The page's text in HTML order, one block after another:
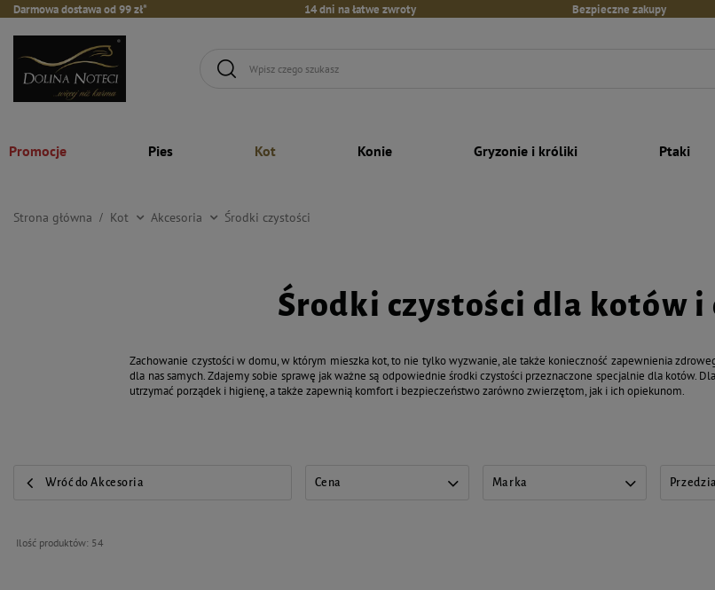
Darmowa dostawa od 99 zł* 14 dni na łatwe zwroty Bezpieczne zakupy
Promocje Pies Kot Konie Gryzonie i króliki Ptaki
Strona główna Kot Akcesoria Środki czystości
Środki czystości dla kotów i
Zachowanie czystości w domu, w którym mieszka kot, to nie tylko wyzwanie, ale także konieczność zapewnienia
dla nas samych. Zdajemy sobie sprawę jak ważne są odpowiednie środki czystości przeznaczone specjalnie dla kotów.
utrzymać porządek i higienę, a także zapewnią komfort i bezpieczeństwo zarówno zwierzętom, jak i ich opiekunom.
Wróć do Akcesoria Cena Marka
Ilość produktów: 54